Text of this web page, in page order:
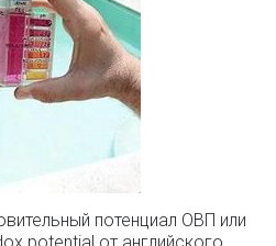
потенциал ОВП или